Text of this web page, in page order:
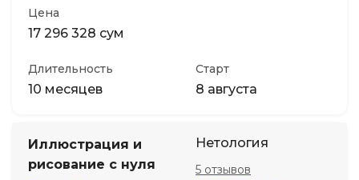
Цена
17 296 328 сум
Длительность
10 месяцев
Старт
8 августа
Иллюстрация и
рисование с нуля
Нетология
5 отзывов